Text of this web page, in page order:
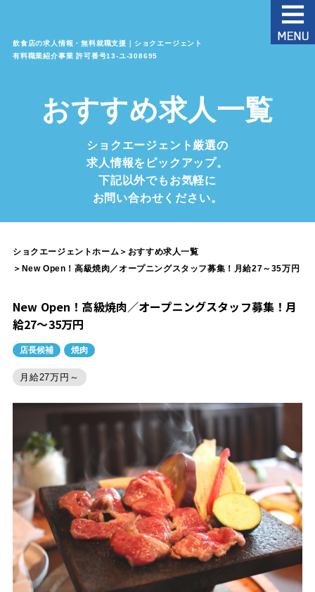
飲食店の求人情報・無料就職支援｜ショクエージェント
有料職業紹介事業 許可番号13‐ユ‐308695
おすすめ求人一覧
ショクエージェント厳選の
求人情報をピックアップ。
下記以外でもお気軽に
お問い合わせください。
ショクエージェントホーム ＞ おすすめ求人一覧
＞ New Open！高級焼肉／オープニングスタッフ募集！月給27～35万円
New Open！高級焼肉／オープニングスタッフ募集！月
給27～35万円
店長候補 焼肉
月給27万円～